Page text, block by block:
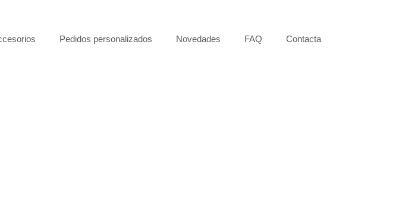
Pedidos personalizados Novedades FAQ Contacta